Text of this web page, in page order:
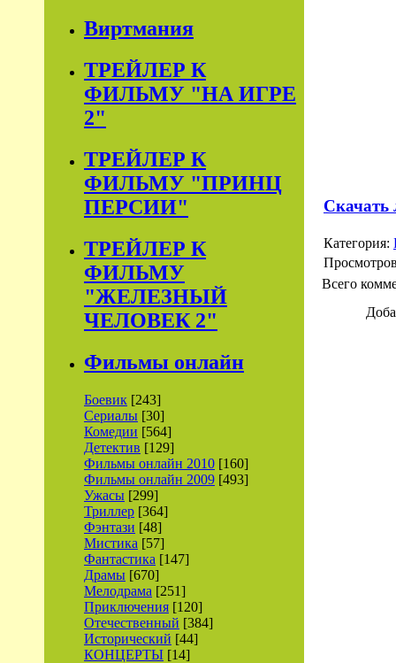
Виртмания
ТРЕЙЛЕР К
ФИЛЬМУ "НА ИГРЕ
2"
ТРЕЙЛЕР К
ФИЛЬМУ "ПРИНЦ
ПЕРСИИ"
ТРЕЙЛЕР К
ФИЛЬМУ
"ЖЕЛЕЗНЫЙ
ЧЕЛОВЕК 2"
Фильмы онлайн
Боевик [243]
Сериалы [30]
Комедии [564]
Детектив [129]
Фильмы онлайн 2010 [160]
Фильмы онлайн 2009 [493]
Ужасы [299]
Триллер [364]
Фэнтази [48]
Мистика [57]
Фантастика [147]
Драмы [670]
Мелодрама [251]
Приключения [120]
Отечественный [384]
Исторический [44]
КОНЦЕРТЫ [14]
Скачать
Категория:
Всего